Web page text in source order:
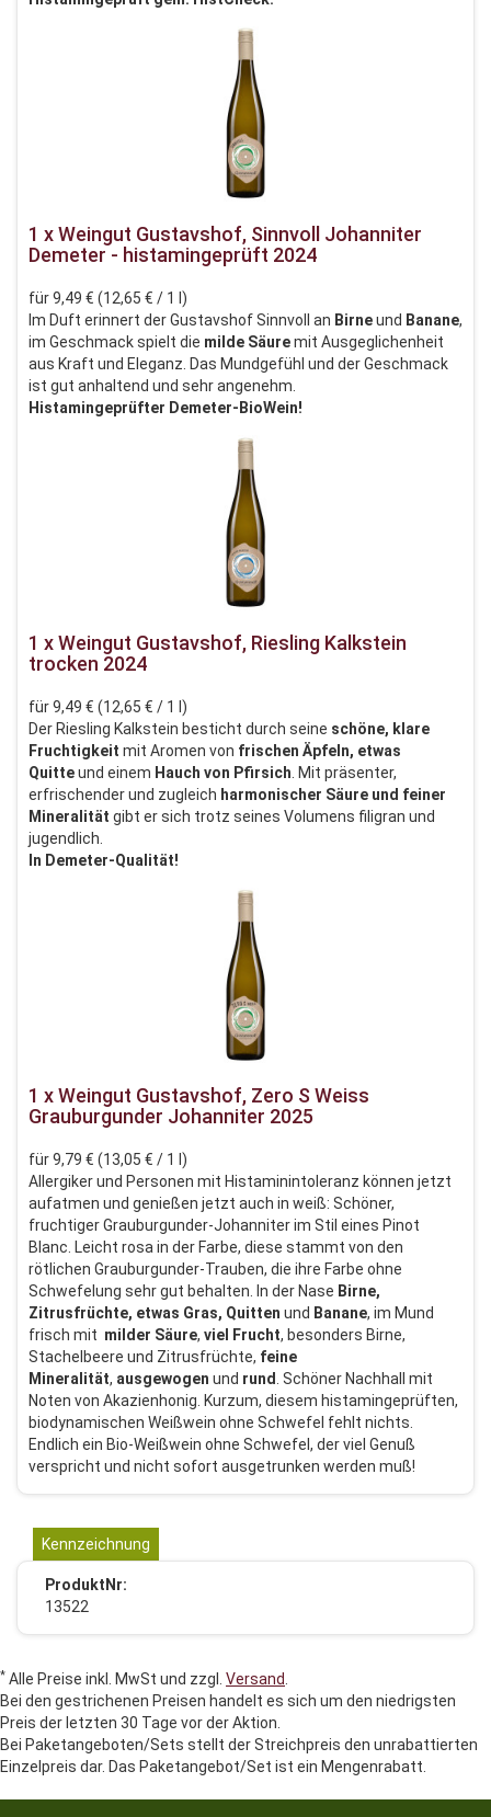
1 x Weingut Gustavshof, Sinnvoll Johanniter
Demeter - histamingeprüft 2024
für 9,49 € (12,65 € / 1 l)
Im Duft erinnert der Gustavshof Sinnvoll an Birneund Banane,
im Geschmack spielt die milde Säuremit Ausgeglichenheit
aus Kraft und Eleganz. Das Mundgefühl und der Geschmack
ist gut anhaltend und sehr angenehm.
Histamingeprüfter Demeter-BioWein!
1 x Weingut Gustavshof, Riesling Kalkstein
trocken 2024
für 9,49 € (12,65 € / 1 l)
Der Riesling Kalkstein besticht durch seine schöne, klare
Fruchtigkeit mit Aromen von frischen Äpfeln, etwas
Quitteund einem Hauch von Pfirsich. Mit präsenter,
erfrischender und zugleich harmonischer Säure und feiner
Mineralität gibt er sich trotz seines Volumens filigran und
jugendlich.
In Demeter-Qualität!
1 x Weingut Gustavshof, Zero S Weiss
Grauburgunder Johanniter 2025
für 9,79 € (13,05 € / 1 l)
Allergiker und Personen mit Histaminintoleranz können jetzt
aufatmen und genießen jetzt auch in weiß: Schöner,
fruchtiger Grauburgunder-Johanniter im Stil eines Pinot
Blanc. Leicht rosa in der Farbe, diese stammt von den
rötlichen Grauburgunder-Trauben, die ihre Farbe ohne
Schwefelung sehr gut behalten. In der Nase Birne,
Zitrusfrüchte, etwas Gras, Quitten und Banane, im Mund
frisch mit milder Säure, viel Frucht, besonders Birne,
Stachelbeere und Zitrusfrüchte, feine
Mineralität, ausgewogen und rund. Schöner Nachhall mit
Noten von Akazienhonig. Kurzum, diesem histamingeprüften,
biodynamischen Weißwein ohne Schwefel fehlt nichts.
Endlich ein Bio-Weißwein ohne Schwefel, der viel Genuß
verspricht und nicht sofort ausgetrunken werden muß!
Kennzeichnung
ProduktNr:
13522
* Alle Preise inkl. MwSt und zzgl. Versand.
Bei den gestrichenen Preisen handelt es sich um den niedrigsten
Preis der letzten 30 Tage vor der Aktion.
Bei Paketangeboten/Sets stellt der Streichpreis den unrabattierten
Einzelpreis dar. Das Paketangebot/Set ist ein Mengenrabatt.